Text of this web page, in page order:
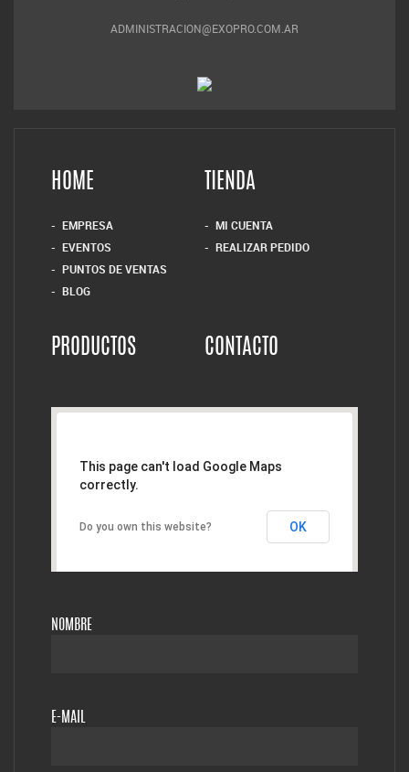
ADMINISTRACION@EXOPRO.COM.AR
HOME
EMPRESA
EVENTOS
PUNTOS DE VENTAS
BLOG
TIENDA
MI CUENTA
REALIZAR PEDIDO
PRODUCTOS CONTACTO
This page can't load Google Maps
correctly.
Do you own this website? OK
NOMBRE
E-MAIL